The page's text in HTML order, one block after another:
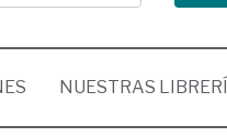
NUESTRAS